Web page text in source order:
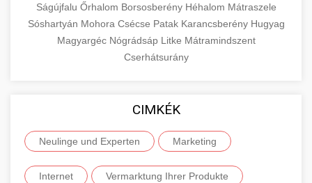
Ságújfalu Őrhalom Borsosberény Héhalom Mátraszele
Sóshartyán Mohora Csécse Patak Karancsberény Hugyag
Magyargéc Nógrádsáp Litke Mátramindszent
Cserhátsurány
CIMKÉK
Neulinge und Experten Marketing
Internet Vermarktung Ihrer Produkte